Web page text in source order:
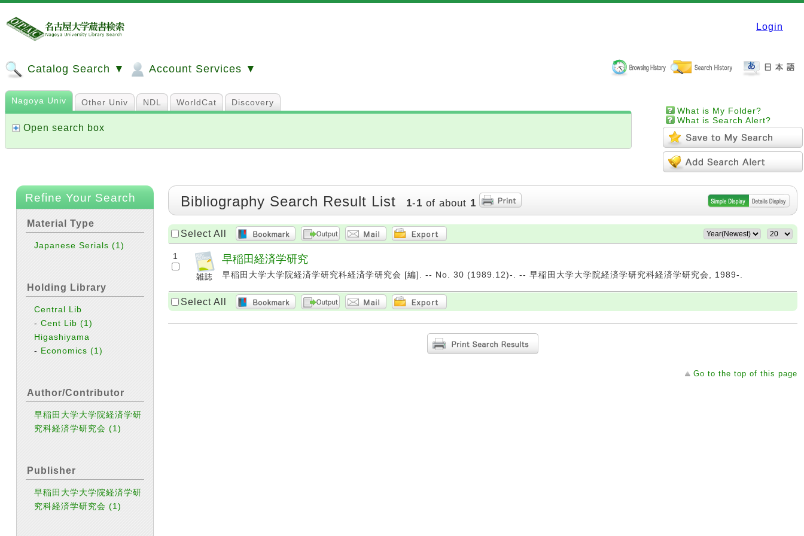
Login
Catalog Search ▼ Account Services ▼
What is My Folder?
What is Search Alert?
Nagoya Univ Other Univ NDL WorldCat Discovery
Open search box
Refine Your Search
Material Type
Japanese Serials(1)
Holding Library
Central Lib
-Cent Lib(1)
Higashiyama
- Economics(1)
Author/Contributor
早稲田大学大学院経済学研
究科経済学研究会(1)
Publisher
早稲田大学大学院経済学研
究科経済学研究会(1)
Bibliography Search Result List 1-1 of about 1
Select All
1 早稲田経済学研究
早稲田大学大学院経済学研究科経済学研究会 [編]. -- No. 30 (1989.12)-. -- 早稲田大学大学院経済学研究科経済学研究会, 1989-.
Select All
Go to the top of this page